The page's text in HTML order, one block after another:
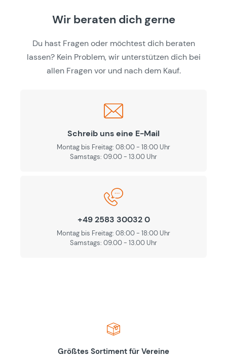
Wir beraten dich gerne
Du hast Fragen oder möchtest dich beraten
lassen? Kein Problem, wir unterstützen dich bei
allen Fragen vor und nach dem Kauf.
Schreib uns eine E-Mail
Montag bis Freitag: 08:00 - 18:00 Uhr
Samstags: 09.00 - 13.00 Uhr
+49 2583 30032 0
Montag bis Freitag: 08:00 - 18:00 Uhr
Samstags: 09.00 - 13.00 Uhr
Größtes Sortiment für Vereine